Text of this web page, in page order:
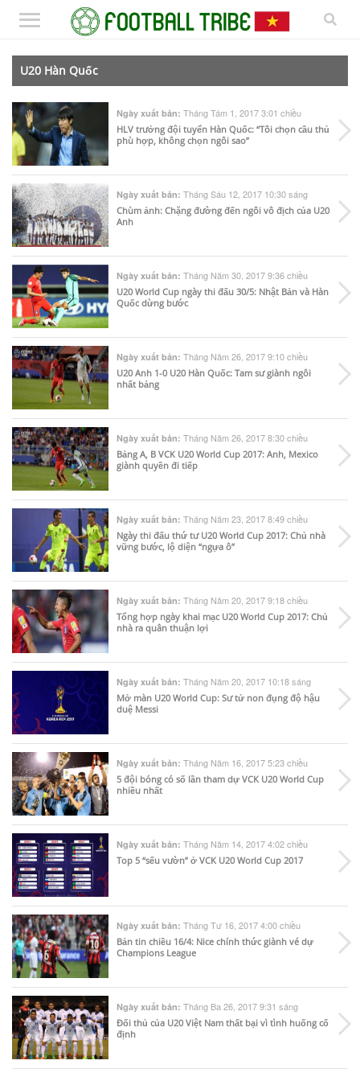
U20 Hàn Quốc
Ngày xuất bản: Tháng Tám 1, 2017 3:01 chiều
HLV trưởng đội tuyển Hàn Quốc: “Tôi chọn cầu thủ
phù hợp, không chọn ngôi sao”
Ngày xuất bản: Tháng Sáu 12, 2017 10:30 sáng
Chùm ảnh: Chặng đường đến ngôi vô địch của U20
Anh
Ngày xuất bản: Tháng Năm 30, 2017 9:36 chiều
U20 World Cup ngày thi đấu 30/5: Nhật Bản và Hàn
Quốc dừng bước
Ngày xuất bản: Tháng Năm 26, 2017 9:10 chiều
U20 Anh 1-0 U20 Hàn Quốc: Tam sư giành ngôi
nhất bảng
Ngày xuất bản: Tháng Năm 26, 2017 8:30 chiều
Bảng A, B VCK U20 World Cup 2017: Anh, Mexico
giành quyền đi tiếp
Ngày xuất bản: Tháng Năm 23, 2017 8:49 chiều
Ngày thi đấu thứ tư U20 World Cup 2017: Chủ nhà
vững bước, lộ diện “ngựa ô”
Ngày xuất bản: Tháng Năm 20, 2017 9:18 chiều
Tổng hợp ngày khai mạc U20 World Cup 2017: Chủ
nhà ra quân thuận lợi
Ngày xuất bản: Tháng Năm 20, 2017 10:18 sáng
Mở màn U20 World Cup: Sư tử non đụng độ hậu
duệ Messi
Ngày xuất bản: Tháng Năm 16, 2017 5:23 chiều
5 đội bóng có số lần tham dự VCK U20 World Cup
nhiều nhất
Ngày xuất bản: Tháng Năm 14, 2017 4:02 chiều
Top 5 “sếu vườn” ở VCK U20 World Cup 2017
Ngày xuất bản: Tháng Tư 16, 2017 4:00 chiều
Bản tin chiều 16/4: Nice chính thức giành vé dự
Champions League
Ngày xuất bản: Tháng Ba 26, 2017 9:31 sáng
Đối thủ của U20 Việt Nam thất bại vì tình huống cố
định